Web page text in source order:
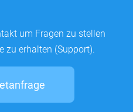
um Fragen zu stellen
zu erhalten (Support).